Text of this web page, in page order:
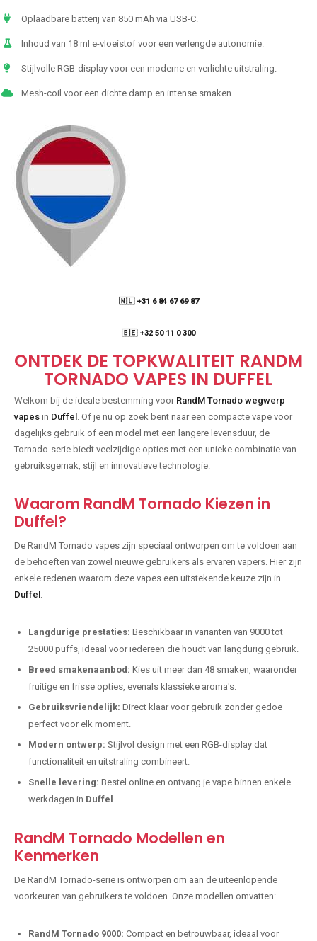
Oplaadbare batterij van 850 mAh via USB-C.
Inhoud van 18 ml e-vloeistof voor een verlengde autonomie.
Stijlvolle RGB-display voor een moderne en verlichte uitstraling.
Mesh-coil voor een dichte damp en intense smaken.
🇳🇱 +31 6 84 67 69 87
🇧🇪 +32 50 11 0 300
ONTDEK DE TOPKWALITEIT RANDM
TORNADO VAPES IN DUFFEL
Welkom bij de ideale bestemming voor RandM Tornado wegwerp
vapes in Duffel . Of je nu op zoek bent naar een compacte vape voor
dagelijks gebruik of een model met een langere levensduur, de
Tornado-serie biedt veelzijdige opties met een unieke combinatie van
gebruiksgemak, stijl en innovatieve technologie.
Waarom RandM Tornado Kiezen in
Duffel?
De RandM Tornado vapes zijn speciaal ontworpen om te voldoen aan
de behoeften van zowel nieuwe gebruikers als ervaren vapers. Hier zijn
enkele redenen waarom deze vapes een uitstekende keuze zijn in
Duffel:
Langdurige prestaties: Beschikbaar in varianten van 9000 tot
25000 puffs, ideaal voor iedereen die houdt van langdurig gebruik.
Breed smakenaanbod: Kies uit meer dan 48 smaken, waaronder
fruitige en frisse opties, evenals klassieke aroma's.
Gebruiksvriendelijk: Direct klaar voor gebruik zonder gedoe –
perfect voor elk moment.
Modern ontwerp: Stijlvol design met een RGB-display dat
functionaliteit en uitstraling combineert.
Snelle levering: Bestel online en ontvang je vape binnen enkele
werkdagen in Duffel
RandM Tornado Modellen en
Kenmerken
De RandM Tornado-serie is ontworpen om aan de uiteenlopende
voorkeuren van gebruikers te voldoen. Onze modellen omvatten:
RandM Tornado 9000: Compact en betrouwbaar, ideaal voor